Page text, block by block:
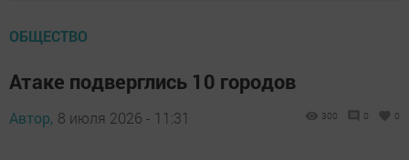
ОБЩЕСТВО
Атаке подверглись 10 городов
Автор, 8 июля 2026 - 11:31 300 0 0